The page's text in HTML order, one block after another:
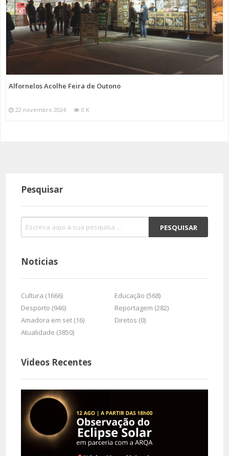
Alfornelos Acolhe Feira de Outono
22 novembro 2024 0 K
Pesquisar
Noticias
Cultura (1666)
Educação (568)
Desporto (946)
Reportagem (282)
Amadora em set (16)
Diretos (0)
Atualidade (3850)
Videos Recentes